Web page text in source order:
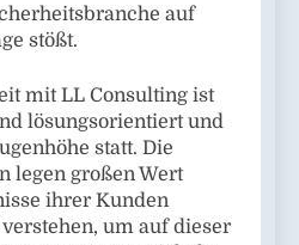
auf
stößt.
mit LL Consulting ist
lösungsorientiert und
statt. Die
legen großen Wert
ihrer Kunden
um auf dieser